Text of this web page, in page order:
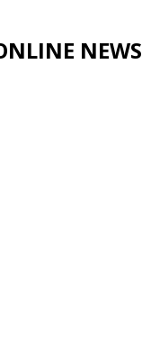
NEWS